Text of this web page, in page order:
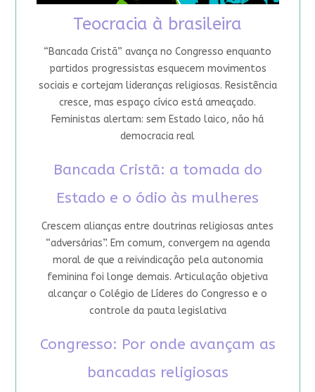
Teocracia à brasileira
“Bancada Cristã” avança no Congresso enquanto
partidos progressistas esquecem movimentos
sociais e cortejam lideranças religiosas. Resistência
cresce, mas espaço cívico está ameaçado.
Feministas alertam: sem Estado laico, não há
democracia real
Bancada Cristã: a tomada do
Estado e o ódio às mulheres
Crescem alianças entre doutrinas religiosas antes
“adversárias”. Em comum, convergem na agenda
moral de que a reivindicação pela autonomia
feminina foi longe demais. Articulação objetiva
alcançar o Colégio de Líderes do Congresso e o
controle da pauta legislativa
Congresso: Por onde avançam as
bancadas religiosas